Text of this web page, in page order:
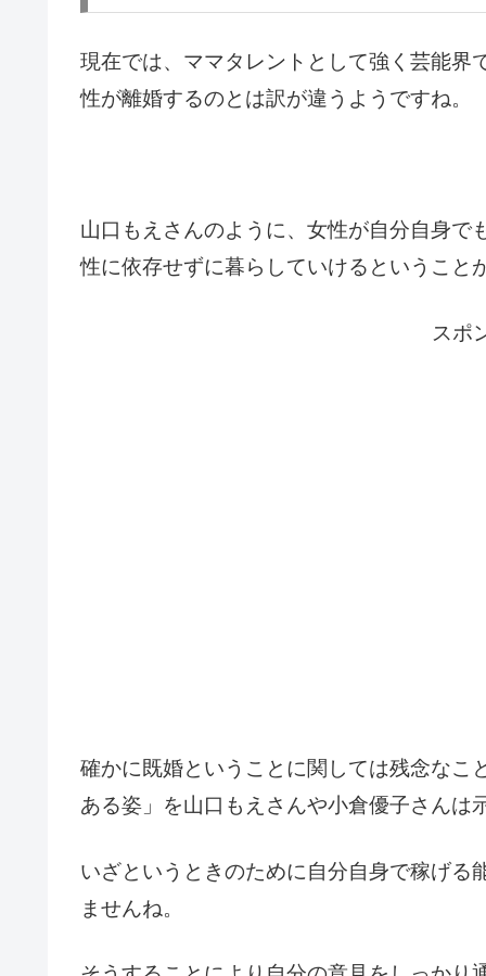
現在では、ママタレントとして強く芸能界
性が離婚するのとは訳が違うようですね。
山口もえさんのように、女性が自分自身で
性に依存せずに暮らしていけるということ
スポ
確かに既婚ということに関しては残念なこ
ある姿」を山口もえさんや小倉優子さんは
いざというときのために自分自身で稼げる
ませんね。